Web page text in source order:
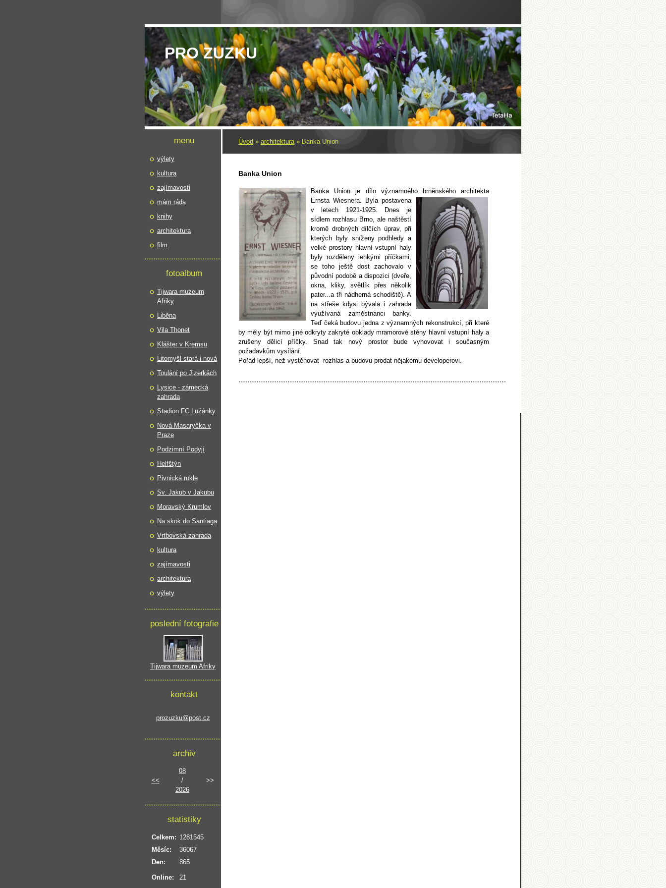
PRO ZUZKU
Úvod » architektura» Banka Union
Banka Union
Banka Union je dílo významného brněnskéhoarchitekta
Ernsta Wiesnera. Byla postavena
v letech 1921-1925. Dnes je
sídlem rozhlasu Brno, ale naštěstí
kromě drobných dílčích úprav, při
kterých byly sníženy podhledy a
velké prostory hlavní vstupní haly
byly rozděleny lehkými příčkami,
se toho ještě dost zachovalo v
původní podobě a dispozici (dveře,
okna, kliky, světlík přes několik
pater...a tři nádherná schodiště). A
na střeše kdysi bývala i zahrada
využívaná zaměstnanci banky.
Teď čeká budovu jedna z významných rekonstrukcí, při které
by měly být mimo jiné odkryty zakryté obklady mramorové stěny hlavní vstupní haly a
zrušeny dělicí příčky. Snad tak nový prostor bude vyhovovat i současným
požadavkům vysílání.
Pořád lepší, než vystěhovat rozhlas a budovu prodat nějakému developerovi.
menu
výlety
kultura
zajímavosti
mám ráda
knihy
architektura
film
fotoalbum
Tijwara muzeum
Afriky
Liběna
Vila Thonet
Klášter v Kremsu
Litomyšl stará i nová
Toulání po Jizerkách
Lysice - zámecká
zahrada
Stadion FC Lužánky
Nová Masaryčka v
Praze
Podzimní Podyjí
Helfštýn
Pivnická rokle
Sv. Jakub v Jakubu
Moravský Krumlov
Na skok do Santiaga
Vrtbovská zahrada
kultura
zajímavosti
architektura
výlety
poslední fotografie
Tijwara muzeum Afriky
kontakt
prozuzku@post.cz
archiv
<<
08
/
2026
>>
statistiky
Online: 21
Celkem: 1281545
Měsíc:
36067
Den:
865